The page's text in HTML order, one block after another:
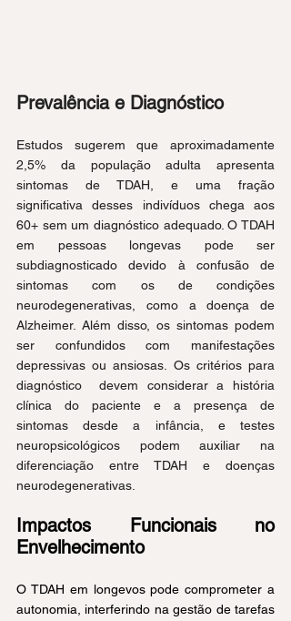
Prevalência e Diagnóstico
Estudos sugerem que aproximadamente
2,5% da população adulta apresenta
sintomas de TDAH, e uma fração
significativa desses indivíduos chega aos
60+ sem um diagnóstico adequado. O TDAH
em pessoas longevas pode ser
subdiagnosticado devido à confusão de
sintomas com os de condições
neurodegenerativas, como a doença de
Alzheimer. Além disso, os sintomas podem
ser confundidos com manifestações
depressivas ou ansiosas. Os critérios para
diagnóstico  devem considerar a história
clínica do paciente e a presença de
sintomas desde a infância, e testes
neuropsicológicos podem auxiliar na
diferenciação entre TDAH e doenças
neurodegenerativas.
Impactos Funcionais no
Envelhecimento
O TDAH em longevos pode comprometer a
autonomia, interferindo na gestão de tarefas